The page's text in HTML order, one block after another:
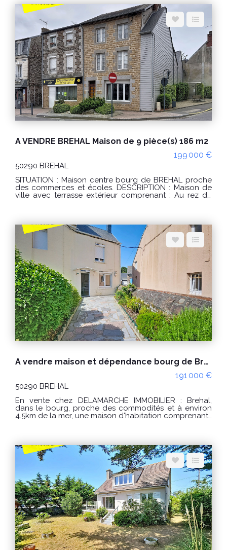
2020 -bonne exposition, -pompe à chaleur... Prix de
vente de 309000 € Honoraires à la charge du
vendeur. FRAIS DE NOTAIRE REDUITS Classe énergie :
A (35) Classe climat : A (1) Montant estimé des
dépenses annuelles d'énergie pour un usage
standard : entre 380 € et 560 € / an. Prix moyens des
énergies indexés sur les années 2021, 2022, 2023
(abonnements compris) conformément à l'arrêté du 31
mars 2021 en vigueur lors de l'établissement du DPE
Les informations sur les risques auxquels ce bien est
exposé sont disponibles sur le site Géorisques :
www.georisques.gouv.fr POUR VISITER : Agence
DELAMARCHE IMMO.COM 14 rue du Général de Gaulle
50290 BREHAL ou Florian GINARD 0786274434
A VENDRE BREHAL Maison de 9 pièce(s) 186 m2
199 000 €
50290 BREHAL
SITUATION : Maison centre bourg de BREHAL proche
des commerces et écoles. DESCRIPTION : Maison de
ville avec terrasse extérieur comprenant : Au rez de
: un palier desservant 2 chambres. Au 2eme étage
côté rue : un palier desservant 2 chambres dont une
avec wc et lavabo. Grenier au dessus. Au 1er étage
coté arrière : un palier desservant 2 chambres et un
pièce d'eau avec lavabo, bidet et wc. Grenier au
dessus. Petite courette (terrasse) au rez de chaussée
au centre. CLASSE ENERGIE : E (247) - CLASSE CLIMAT :
E (54) Montant estimé des dépenses annuelles
d'énergie pour un usage standard : entre 3996 € et
5406 € / an Prix moyens des énergies indexés sur les
années 2021, 2022 et 2023 (abonnements compris) "Les
informations sur les risques auxquels ce bien est
exposé sont disponibles sur le site Géorisques :
www.georisques.gouv.fr"
A vendre maison et dépendance bourg de Brehal 3 pièces
191 000 €
50290 BREHAL
En vente chez DELAMARCHE IMMOBILIER : Brehal,
dans le bourg, proche des commodités et à environ
4.5km de la mer, une maison d'habitation comprenant :
Grenier au dessus, Petit garage et dépendance
d'environ 20.50m² avec grenier au dessus. Le tout sur
un terrain d'environ 346m² PRIX : 191000 € Honoraires
à la charge du vendeur. Classe énergie : D (245)
Classe climat : B (7) Montant estimé des dépenses
annuelles d'énergie pour un usage standard : entre
1070 € et 1510 € / an. Prix moyens des énergies
indexés sur les années 2021, 2022, 2023 (abonnements
compris) conformément à l'arrêté du 31 mars 2021 en
vigueur lors de l'établissement du DPE "Les
informations sur les risques auxquels ce bien est
exposé sont disponibles sur le site Géorisques :
www.georisques.gouv.fr" POUR VISITER : DELAMARCHE
IMMOBILIER, Florian GINARD 07.86.27.44.34